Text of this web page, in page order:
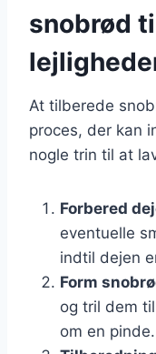
snobrød
At tilberede
proces, der kan
nogle trin til at
Forbered
eventuelle
indtil dejen
Form
og tril dem
om en pinde.